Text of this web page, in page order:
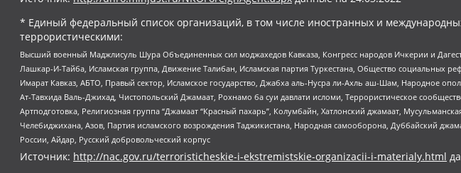
* Единый федеральный список организаций, в том числе иностранных и
террористическими:
Высший военный Маджлисуль Шура Объединенных сил моджахедов Кавказа, Конгресс народов Ичкерии и
Лашкар-И-Тайба, Исламская группа, Движение Талибан, Исламская партия Туркестана, Общество социальных
Имарат Кавказ, АБТО, Правый сектор, Исламское государство, Джабха аль-Нусра ли-Ахль аш-Шам, Народное
Ат-Тавхида Валь-Джихад, Чистопольский Джамаат, Рохнамо ба суи давлати исломи, Террористическое
Артподготовка, Религиозная группа “Джамаат “Красный пахарь”, Колумбайн, Хатлонский джамаат,
Челебиджихана, Азов, Партия исламского возрождения Таджикистана, Народная самооборона, Дуббайский
России, Айдар, Русский добровольческий корпус
Источник: http://nac.gov.ru/terroristicheskie-i-ekstremistskie-organizacii-i-materialy.html